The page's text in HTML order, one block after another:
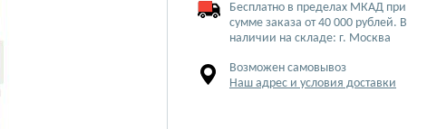
Бесплатно в пределах МКАД при
сумме заказа от 40 000 рублей. В
наличии на складе: г. Москва
Возможен самовывоз
Наш адрес и условия доставки